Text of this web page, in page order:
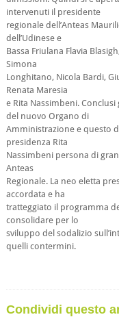
intervenuti il presidente
regionale dell’Anteas
dell’Udinese e
Bassa Friulana Flavia
Simona
Longhitano, Nicola Bardi,
Renata Maresia
e Rita Nassimbeni.
del nuovo Organo di
Amministrazione e questo
presidenza Rita
Nassimbeni persona di
Anteas
Regionale. La neo eletta
accordata e ha
tratteggiato il programma
consolidare per lo
sviluppo del sodalizio
quelli contermini.
Condividi questo